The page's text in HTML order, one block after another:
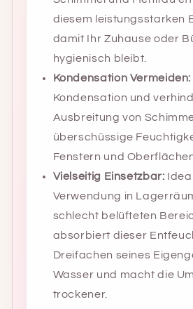
diesem leistungsstarken
damit Ihr Zuhause oder
hygienisch bleibt.
Kondensation Vermeiden:
Kondensation und
Ausbreitung von
überschüssige
Fenstern und
Vielseitig Einsetzbar:
Verwendung in
schlecht belüfteten
absorbiert dieser
Dreifachen seines
Wasser und macht die
trockener.